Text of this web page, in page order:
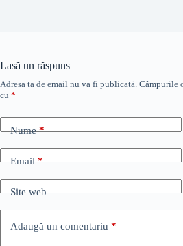
Lasă un răspuns
Adresa ta de email nu va fi publicată. Câmpurile
cu *
Nume*
Email*
Site web
Adaugă un comentariu *